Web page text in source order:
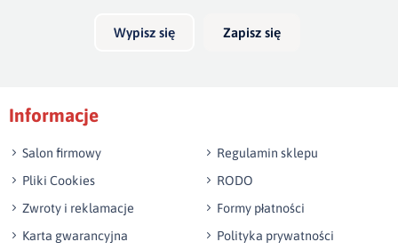
Wypisz się Zapisz się
Informacje
Salon firmowy
Regulamin sklepu
Pliki Cookies
RODO
Zwroty i reklamacje
Formy płatności
Karta gwarancyjna
Polityka prywatności